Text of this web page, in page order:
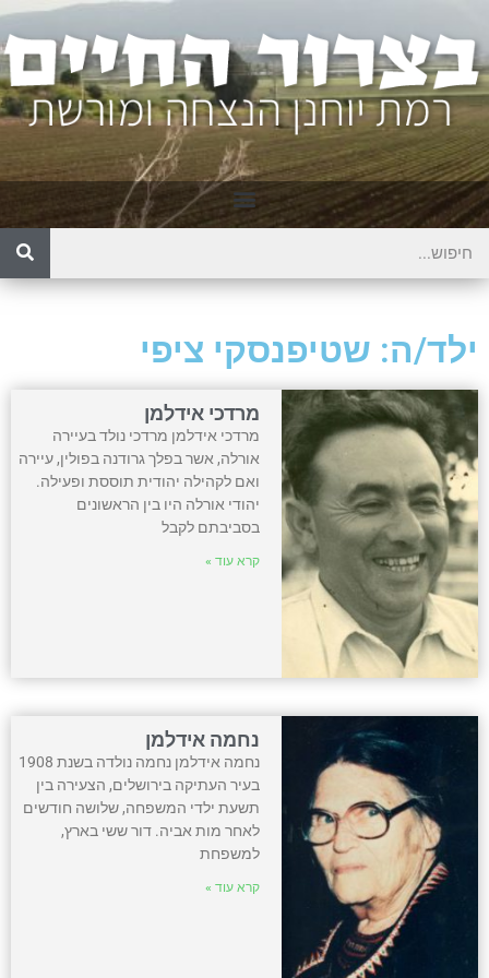
ילד/ה: שטיפנסקי ציפי
מרדכי אידלמן
מרדכי אידלמן מרדכי נולד בעיירה
אורלה, אשר בפלך גרודנה בפולין, עיירה
ואם לקהילה יהודית תוססת ופעילה.
יהודי אורלה היו בין הראשונים
בסביבתם לקבל
קרא עוד »
נחמה אידלמן
נחמה אידלמן נחמה נולדה בשנת 1908
בעיר העתיקה בירושלים, הצעירה בין
תשעת ילדי המשפחה, שלושה חודשים
לאחר מות אביה. דור ששי בארץ,
למשפחת
קרא עוד »